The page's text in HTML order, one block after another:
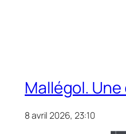
Mallégol.
8 avril 2026, 23:10